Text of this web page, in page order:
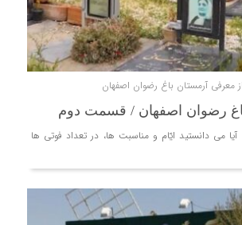
آرمستان باغ رضوان اصفهان
رضوان اصفهان / قسمت دوم
مى دانستيد ايّام و مناسبت ها، در تعداد فوتى ها